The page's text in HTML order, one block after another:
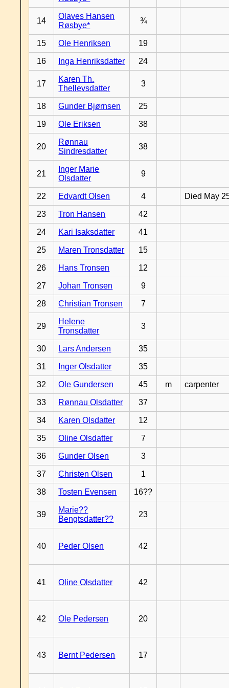
14
Olaves Hansen
Røsbye*
¾
15 Ole Henriksen 19
16 Inga Henriksdatter 24
17
Karen Th.
Thellevsdatter
3
18 Gunder Bjørnsen 25
19 Ole Eriksen 38
20
Rønnau
Sindresdatter
38
21
Inger Marie
Olsdatter
9
22 Edvardt Olsen 4 Died May
23 Tron Hansen 42
24 Kari Isaksdatter 41
25 Maren Tronsdatter 15
26 Hans Tronsen 12
27 Johan Tronsen 9
28 Christian Tronsen 7
29
Helene
Tronsdatter
3
30 Lars Andersen 35
31 Inger Olsdatter 35
32 Ole Gundersen 45 m carpenter
33 Rønnau Olsdatter 37
34 Karen Olsdatter 12
35 Oline Olsdatter 7
36 Gunder Olsen 3
37 Christen Olsen 1
38 Tosten Evensen 16??
39
Marie??
Bengtsdatter??
23
40 Peder Olsen 42
41 Oline Olsdatter 42
42 Ole Pedersen 20
43 Bernt Pedersen 17